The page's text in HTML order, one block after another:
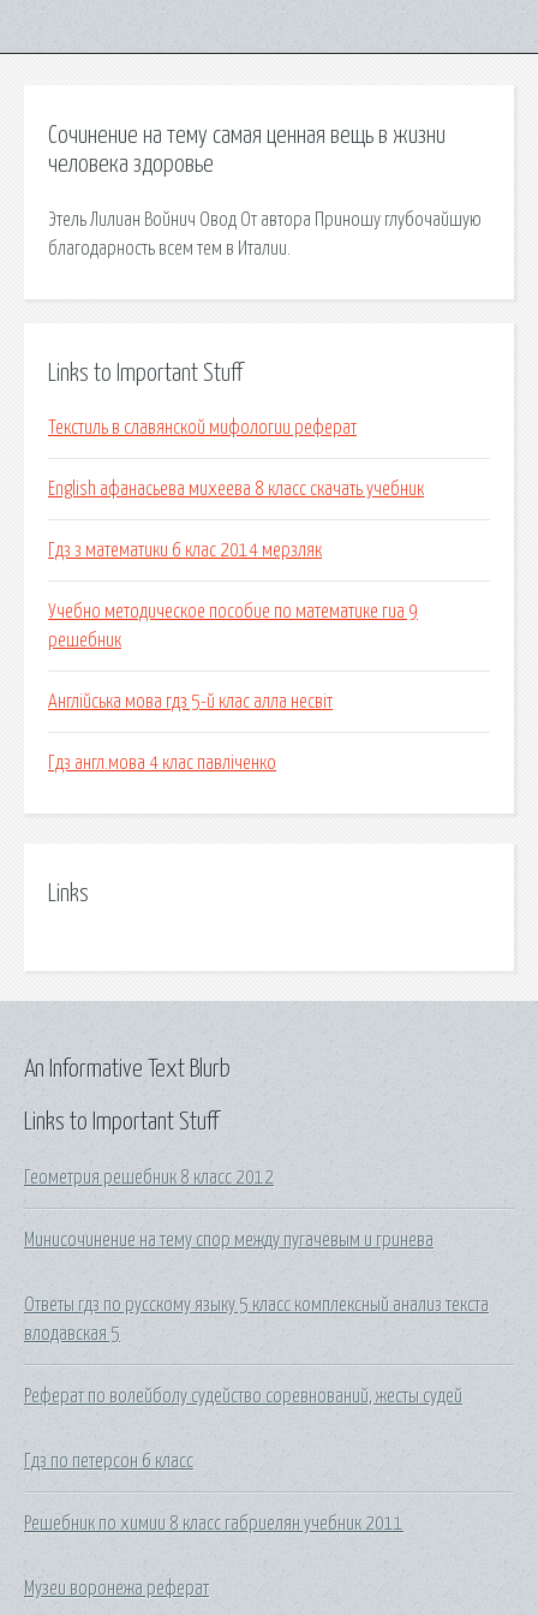
Сочинение на тему самая ценная вещь в жизни
человека здоровье
Этель Лилиан Войнич Овод От автора Приношу глубочайшую
благодарность всем тем в Италии.
Links to Important Stuff
Текстиль в славянской мифологии реферат
English афанасьева михеева 8 класс скачать учебник
Гдз з математики 6 клас 2014 мерзляк
Учебно методическое пособие по математике гиа 9
решебник
Англійська мова гдз 5-й клас алла несвіт
Гдз англ.мова 4 клас павліченко
Links
Links to Important Stuff
Геометрия решебник 8 класс 2012
Минисочинение на тему спор между пугачевым и гринева
Ответы гдз по русскому языку 5 класс комплексный анализ текста
влодавская 5
Реферат по волейболу судейство соревнований, жесты судей
Гдз по петерсон 6 класс
Решебник по химии 8 класс габриелян учебник 2011
Музеи воронежа реферат
An Informative Text Blurb